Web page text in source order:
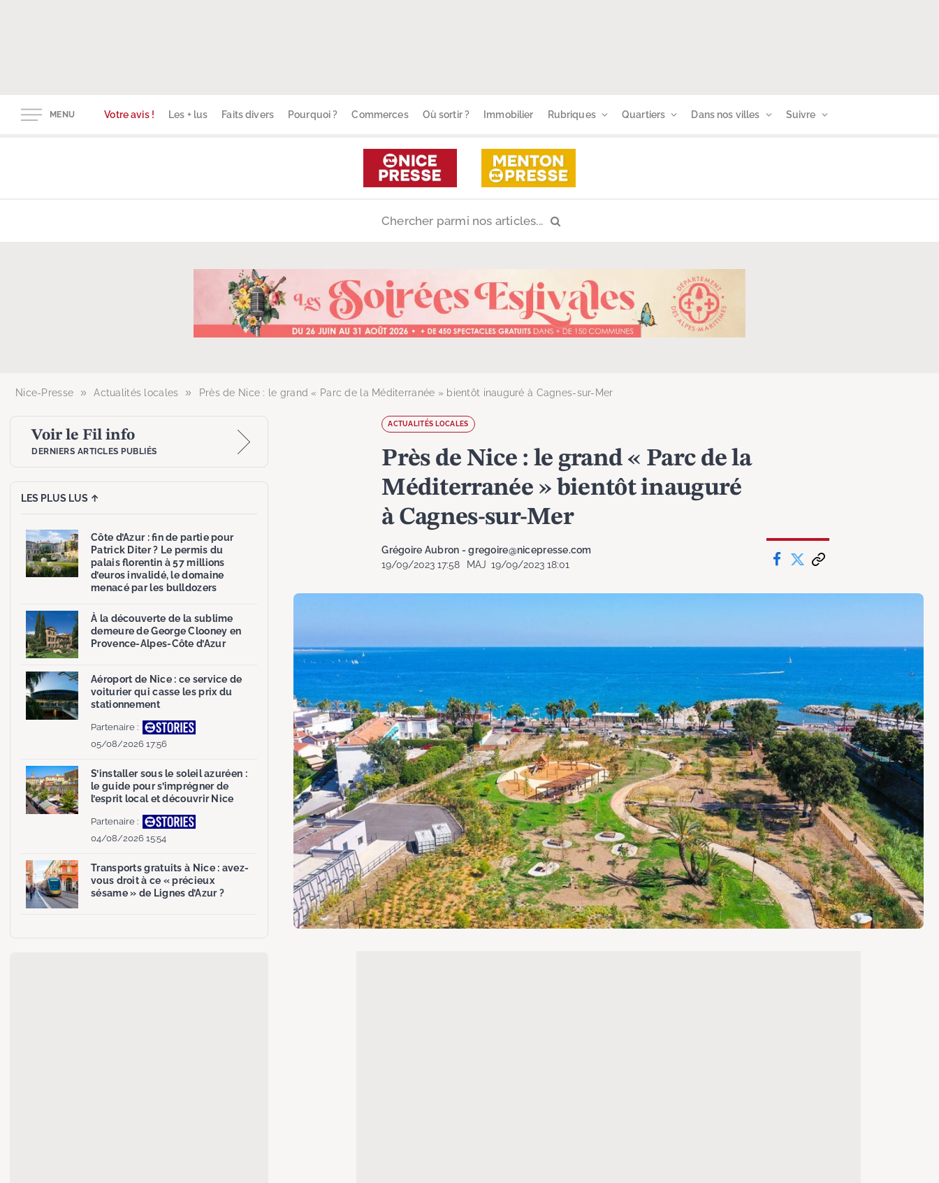
Votre avis ! Les + lus Faits divers Pourquoi ? Commerces Où sortir ? Immobilier Rubriques Quartiers Dans nos villes Suivre
Nice-Presse » Actualités locales » Près de Nice : le grand « Parc de la Méditerranée » bientôt inauguré à Cagnes-sur-Mer
ACTUALITÉS LOCALES
Près de Nice : le grand « Parc de la
Méditerranée » bientôt inauguré
à Cagnes-sur-Mer
Grégoire Aubron - gregoire@nicepresse.com
19/09/2023 17:58
MAJ 19/09/2023 18:01
Voir le Fil info
DERNIERS ARTICLES PUBLIÉS
LES PLUS LUS ↑
Côte d’Azur : fin de partie pour
Patrick Diter ? Le permis du
palais florentin à 57 millions
d’euros invalidé, le domaine
menacé par les bulldozers
À la découverte de la sublime
demeure de George Clooney en
Provence-Alpes-Côte d’Azur
Aéroport de Nice : ce service de
voiturier qui casse les prix du
stationnement
Partenaire :
05/08/2026 17:56
S’installer sous le soleil azuréen :
le guide pour s’imprégner de
l’esprit local et découvrir Nice
Partenaire :
04/08/2026 15:54
Transports gratuits à Nice : avez-
vous droit à ce « précieux
sésame » de Lignes d’Azur ?